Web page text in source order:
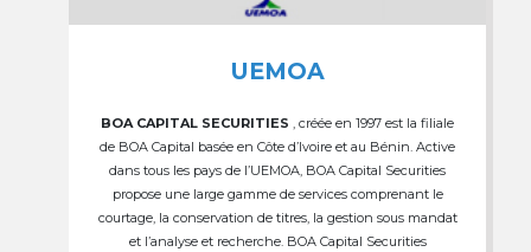
UEMOA
BOA CAPITAL SECURITIES , créée en 1997 est la filiale
de BOA Capital basée en Côte d’Ivoire et au Bénin. Active
dans tous les pays de l’UEMOA, BOA Capital Securities
propose une large gamme de services comprenant le
courtage, la conservation de titres, la gestion sous mandat
et l’analyse et recherche. BOA Capital Securities